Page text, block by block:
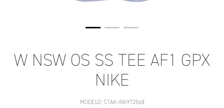
W NSW OS SS TEE AF1 GPX
NIKE
MODELO: STAX-IR6972568